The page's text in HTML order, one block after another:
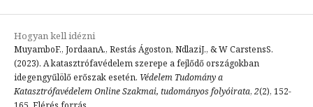
Hogyan kell idézni
MuyamboF., JordaanA., Restás Ágoston, NdlaziJ., & W CarstensS.
(2023). A katasztrófavédelem szerepe a fejlődő országokban
idegengyűlölő erőszak esetén. Védelem Tudomány a
Katasztrófavédelem Online Szakmai, tudományos folyóirata, 2(2), 152-